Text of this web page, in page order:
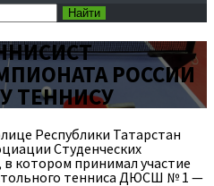
РОССИИ
ТЕННИСУ
Республики Татарстан
Студенческих
котором принимал участие
тенниса ДЮСШ № 1 —